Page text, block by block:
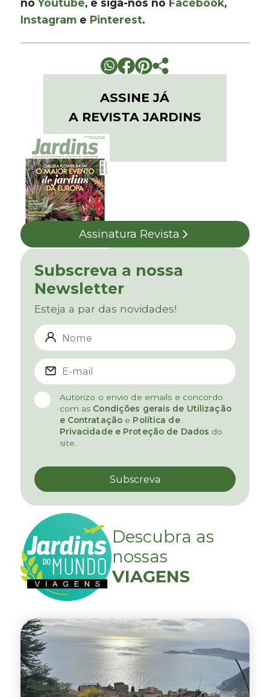
noYoutube, e siga-nos no Facebook,
Instagram e Pinterest.
ASSINE JÁ
A REVISTA JARDINS
Assinatura Revista
Subscreva a nossa
Newsletter
Esteja a par das novidades!
Autorizo o envio de emails e concordo
com as Condições gerais de Utilização
e Contratação e Política de
Privacidade e Proteção de Dados do
site.
Descubra as
nossas
VIAGENS